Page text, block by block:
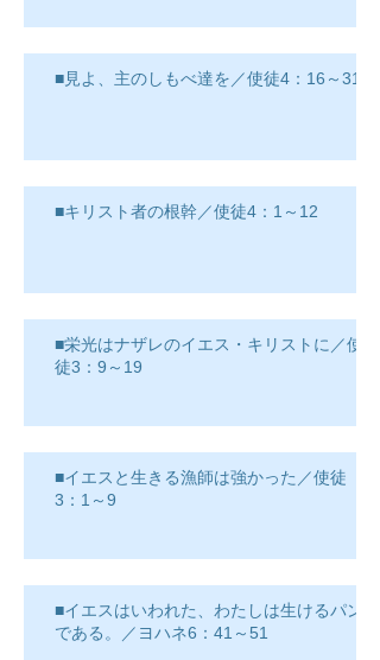
■見よ、主のしもべ達を／使徒4：16～31
■キリスト者の根幹／使徒4：1～12
■栄光はナザレのイエス・キリストに／使
徒3：9～19
■イエスと生きる漁師は強かった／使徒
3：1～9
■イエスはいわれた、わたしは生けるパン
である。／ヨハネ6：41～51